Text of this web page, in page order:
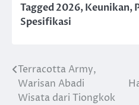
Tagged2026,Keunikan,
Spesifikasi
Post
navigation
Terracotta Army,
Warisan Abadi
Wisata dari Tiongkok